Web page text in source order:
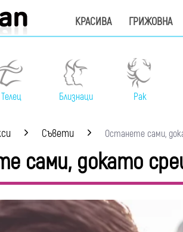
КРАСИВА ГРИЖОВНА
Телец Близнаци Рак
Съвети Останете сами,
сами, докато